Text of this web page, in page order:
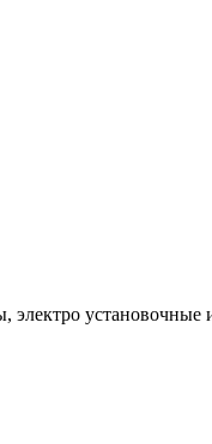
электро установочные